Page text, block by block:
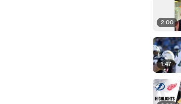
2:00
1:47